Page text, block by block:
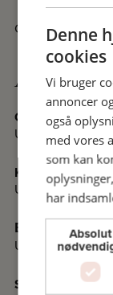
Odense
Kolding
Esbjerg
Se det nyeste
Denne
cookies
Vi bruger
annoncer
også
med vores
som kan
har
Absolut